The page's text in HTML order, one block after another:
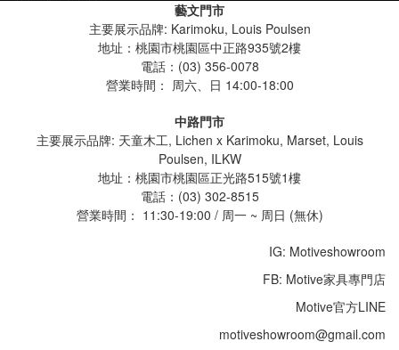
藝文門市
主要展示品牌: Karimoku, Louis Poulsen
地址：桃園市桃園區中正路935號2樓
電話：(03) 356-0078
營業時間： 周六、日 14:00-18:00
中路門市
主要展示品牌: 天童木工, Lichen x Karimoku, Marset, Louis
Poulsen, ILKW
地址：桃園市桃園區正光路515號1樓
電話：(03) 302-8515
營業時間： 11:30-19:00 / 周一 ~ 周日 (無休)
IG: Motiveshowroom
FB: Motive家具專門店
Motive官方LINE
motiveshowroom@gmail.com